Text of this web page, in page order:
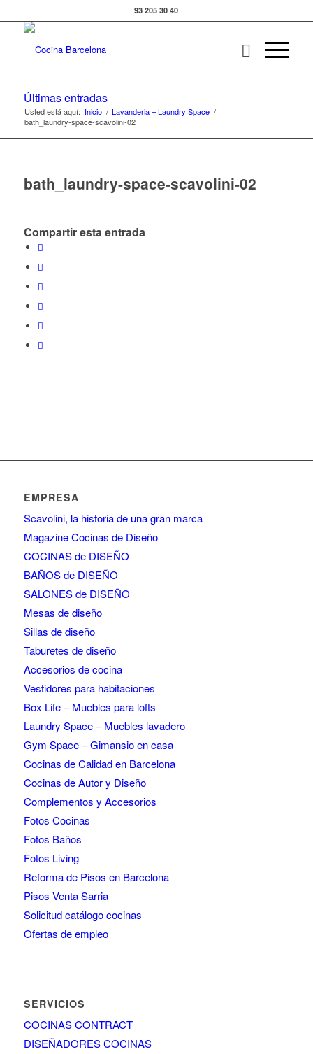
93 205 30 40
Últimas entradas
Usted está aquí: Inicio / Lavanderia – Laundry Space /
bath_laundry-space-scavolini-02
bath_laundry-space-scavolini-02
Compartir esta entrada
EMPRESA
Scavolini, la historia de una gran marca
Magazine Cocinas de Diseño
COCINAS de DISEÑO
BAÑOS de DISEÑO
SALONES de DISEÑO
Mesas de diseño
Sillas de diseño
Taburetes de diseño
Accesorios de cocina
Vestidores para habitaciones
Box Life – Muebles para lofts
Laundry Space – Muebles lavadero
Gym Space – Gimansio en casa
Cocinas de Calidad en Barcelona
Cocinas de Autor y Diseño
Complementos y Accesorios
Fotos Cocinas
Fotos Baños
Fotos Living
Reforma de Pisos en Barcelona
Pisos Venta Sarria
Solicitud catálogo cocinas
Ofertas de empleo
SERVICIOS
COCINAS CONTRACT
DISEÑADORES COCINAS